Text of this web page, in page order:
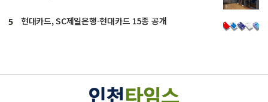
5 현대카드, SC제일은행-현대카드 15종 공개